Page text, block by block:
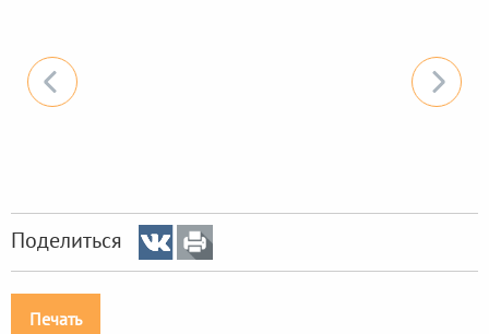
Поделиться
Печать